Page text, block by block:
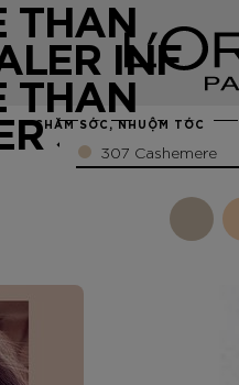
CHĂM SÓC, NHUỘM TÓC
THAN
INF
THAN
307 AS Z
Color307 Cashemere